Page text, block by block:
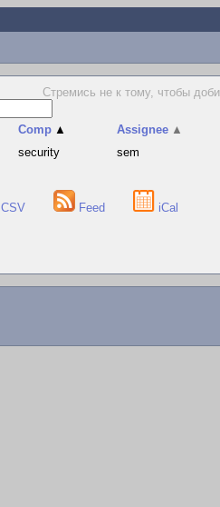
Стремись не к тому, чтобы
Comp ▲ Assignee ▲
security sem
CSV Feed iCal